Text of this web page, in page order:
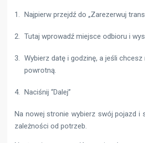
Najpierw przejdź do „Zarezerwuj
Tutaj wprowadź miejsce odbioru i
Wybierz datę i godzinę, a jeśli
powrotną.
Naciśnij “Dalej”
Na nowej stronie wybierz swój pojazd i
zależności od potrzeb.